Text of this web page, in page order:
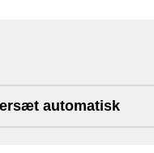
automatisk